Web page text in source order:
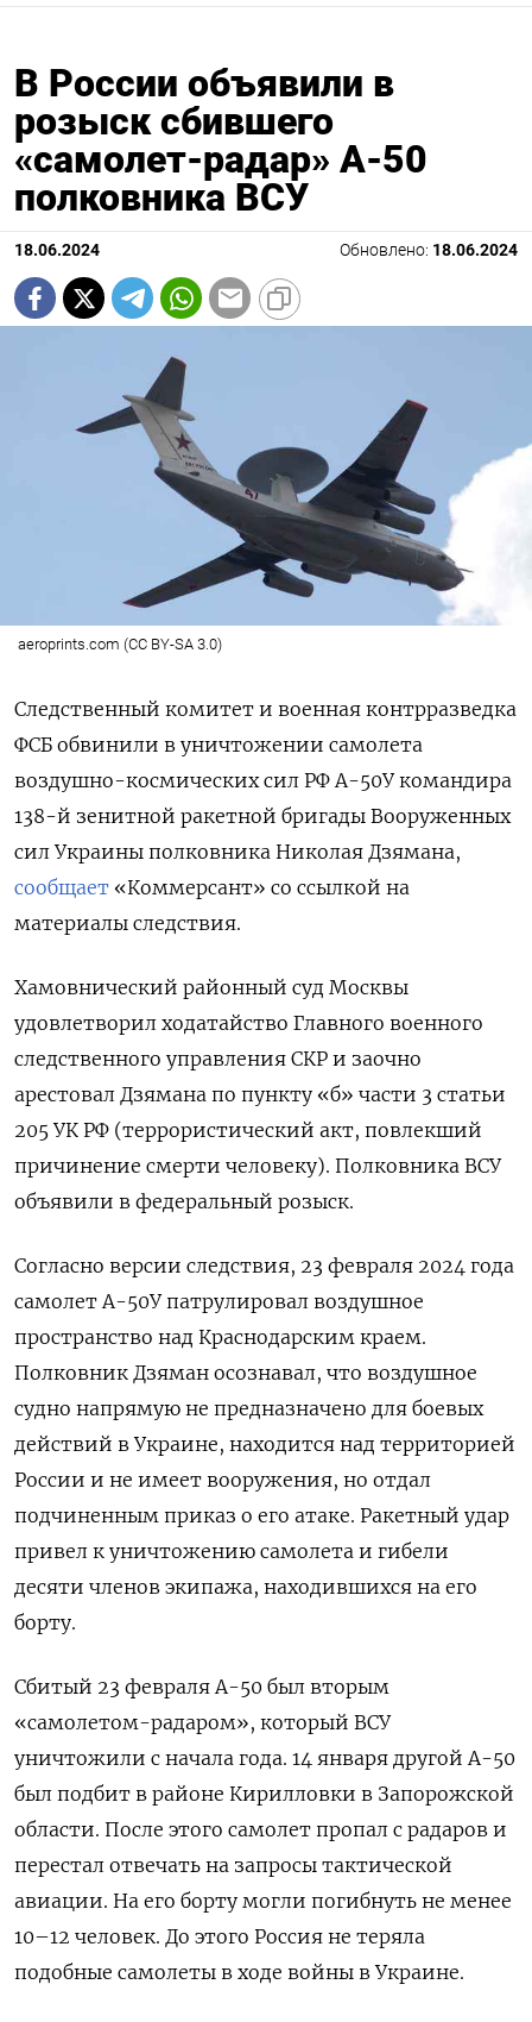
В России объявили в
розыск сбившего
«самолет-радар» А-50
полковника ВСУ
18.06.2024 Обновлено: 18.06.2024
aeroprints.com (CC BY-SA 3.0)
Следственный комитет и военная контрразведка
ФСБ обвинили в уничтожении самолета
воздушно-космических сил РФ А-50У командира
138-й зенитной ракетной бригады Вооруженных
сил Украины полковника Николая Дзямана,
сообщает «Коммерсант» со ссылкой на
материалы следствия.
Хамовнический районный суд Москвы
удовлетворил ходатайство Главного военного
следственного управления СКР и заочно
арестовал Дзямана по пункту «б» части 3 статьи
205 УК РФ (террористический акт, повлекший
причинение смерти человеку). Полковника ВСУ
объявили в федеральный розыск.
Согласно версии следствия, 23 февраля 2024 года
самолет А-50У патрулировал воздушное
пространство над Краснодарским краем.
Полковник Дзяман осознавал, что воздушное
судно напрямую не предназначено для боевых
действий в Украине, находится над территорией
России и не имеет вооружения, но отдал
подчиненным приказ о его атаке. Ракетный удар
привел к уничтожению самолета и гибели
десяти членов экипажа, находившихся на его
борту.
Сбитый 23 февраля А-50 был вторым
«самолетом-радаром», который ВСУ
уничтожили с начала года. 14 января другой А-50
был подбит в районе Кирилловки в Запорожской
области. После этого самолет пропал с радаров и
перестал отвечать на запросы тактической
авиации. На его борту могли погибнуть не менее
10–12 человек. До этого Россия не теряла
подобные самолеты в ходе войны в Украине.